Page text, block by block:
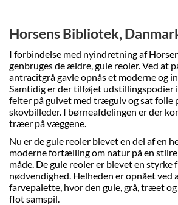
Horsens Bibliotek,
I forbindelse med nyindretning af
genbruges de ældre, gule reoler. Ved at
antracitgrå gavle opnås et moderne og
Samtidig er der tilføjet udstillingspodier
felter på gulvet med trægulv og sat folie
skovbilleder. I børneafdelingen er der
træer på væggene.
Nu er de gule reoler blevet en del af en
moderne fortælling om natur på en
måde. De gule reoler er blevet en styrke
nødvendighed. Helheden er opnået ved
farvepalette, hvor den gule, grå, træet
flot samspil.